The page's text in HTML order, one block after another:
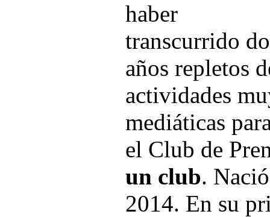
haber
transcurrido
años repletos
actividades
mediáticas
el Club de
un club.
2014. En su